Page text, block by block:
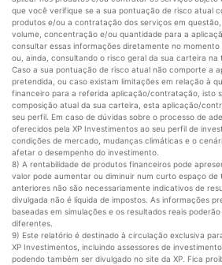
que você verifique se a sua pontuação de risco atual
produtos e/ou a contratação dos serviços em
volume, concentração e/ou quantidade para a
consultar essas informações diretamente no momento
ou, ainda, consultando o risco geral da sua carteira na
Caso a sua pontuação de risco atual não comporte a
pretendida, ou caso existam limitações em relação à
financeiro para a referida aplicação/contratação, isto
composição atual da sua carteira, esta aplicação/
seu perfil. Em caso de dúvidas sobre o processo de
oferecidos pela XP Investimentos ao seu perfil de
condições de mercado, mudanças climáticas e o
afetar o desempenho do investimento.
8) A rentabilidade de produtos financeiros pode
valor pode aumentar ou diminuir num curto espaço de
anteriores não são necessariamente indicativos de
divulgada não é líquida de impostos. As informações
baseadas em simulações e os resultados reais
diferentes.
9) Este relatório é destinado à circulação exclusiva
XP Investimentos, incluindo assessores de
podendo também ser divulgado no site da XP. Fica